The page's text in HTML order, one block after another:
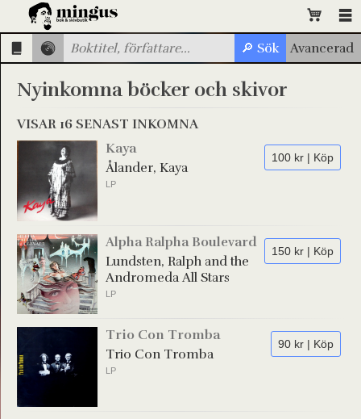
Nyinkomna böcker och skivor
VISAR 16 SENAST INKOMNA
100 kr | Köp
Kaya
Ålander, Kaya
LP
150 kr | Köp
Alpha Ralpha Boulevard
Lundsten, Ralph and the
Andromeda All Stars
LP
90 kr | Köp
Trio Con Tromba
Trio Con Tromba
LP